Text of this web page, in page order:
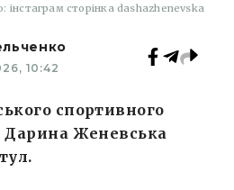
інстаграм сторінка dashazhenevska
10:42
спортивного
Дарина Женевська